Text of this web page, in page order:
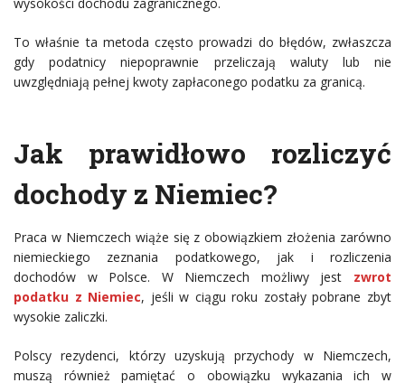
wysokości dochodu zagranicznego.
To właśnie ta metoda często prowadzi do błędów, zwłaszcza
gdy podatnicy niepoprawnie przeliczają waluty lub nie
uwzględniają pełnej kwoty zapłaconego podatku za granicą.
Jak prawidłowo rozliczyć
dochody z Niemiec?
Praca w Niemczech wiąże się z obowiązkiem złożenia zarówno
niemieckiego zeznania podatkowego, jak i rozliczenia
dochodów w Polsce. W Niemczech możliwy jest zwrot
podatku z Niemiec, jeśli w ciągu roku zostały pobrane zbyt
wysokie zaliczki.
Polscy rezydenci, którzy uzyskują przychody w Niemczech,
muszą również pamiętać o obowiązku wykazania ich w